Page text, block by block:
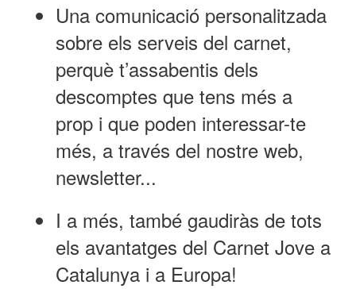
Una comunicació personalitzada
sobre els serveis del carnet,
perquè t’assabentis dels
descomptes que tens més a
prop i que poden interessar-te
més, a través del nostre web,
newsletter...
I a més, també gaudiràs de tots
els avantatges del Carnet Jove a
Catalunya i a Europa!